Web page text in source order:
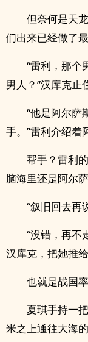
但奈何是天
们出来已经做了最
“雷利，那个
男人？”汉库克止
“他是阿尔萨
手。”雷利介绍着
帮手？雷利
脑海里还是阿尔
“叙旧回去再
“没错，再不
汉库克，把她推
也就是战国
夏琪手持一
米之上通往大海的